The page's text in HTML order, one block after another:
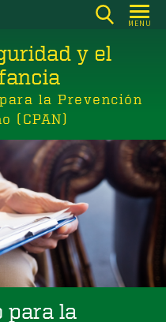
MENU
y el
la Prevención
(CPAN)
para la